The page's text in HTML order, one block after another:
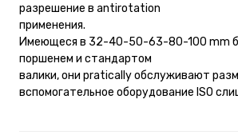
разрешение в antirotation
применения.
Имеющеся в 32-40-50-63-80-100 mm
поршенем и стандартом
валики, они pratically обслуживают
вспомогательное оборудование ISO